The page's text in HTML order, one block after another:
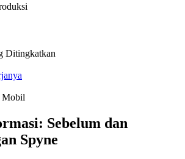
Ditingkatkan
Mobil
Sebelum dan
Spyne